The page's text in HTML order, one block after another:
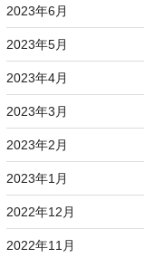
2023年6月
2023年5月
2023年4月
2023年3月
2023年2月
2023年1月
2022年12月
2022年11月